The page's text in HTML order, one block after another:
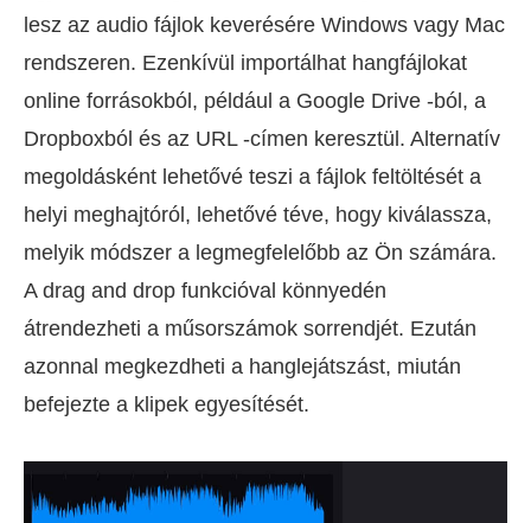
lesz az audio fájlok keverésére Windows vagy Mac
rendszeren. Ezenkívül importálhat hangfájlokat
online forrásokból, például a Google Drive -ból, a
Dropboxból és az URL -címen keresztül. Alternatív
megoldásként lehetővé teszi a fájlok feltöltését a
helyi meghajtóról, lehetővé téve, hogy kiválassza,
melyik módszer a legmegfelelőbb az Ön számára.
A drag and drop funkcióval könnyedén
átrendezheti a műsorszámok sorrendjét. Ezután
azonnal megkezdheti a hanglejátszást, miután
befejezte a klipek egyesítését.